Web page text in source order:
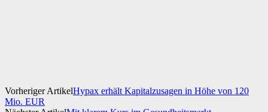
Vorheriger ArtikelHypax erhält Kapitalzusagen in Höhe von 120
Mio. EUR